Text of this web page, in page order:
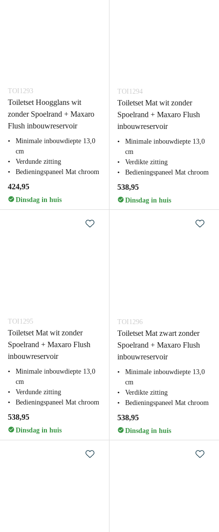
TOI1293
Toiletset Hoogglans wit
zonder Spoelrand + Maxaro
Flush inbouwreservoir
Minimale inbouwdiepte 13,0
cm
Verdunde zitting
Bedieningspaneel Mat chroom
424,95
Dinsdag in huis
TOI1294
Toiletset Mat wit zonder
Spoelrand + Maxaro Flush
inbouwreservoir
Minimale inbouwdiepte 13,0
cm
Verdikte zitting
Bedieningspaneel Mat chroom
538,95
Dinsdag in huis
TOI1295
Toiletset Mat wit zonder
Spoelrand + Maxaro Flush
inbouwreservoir
Minimale inbouwdiepte 13,0
cm
Verdunde zitting
Bedieningspaneel Mat chroom
538,95
Dinsdag in huis
TOI1296
Toiletset Mat zwart zonder
Spoelrand + Maxaro Flush
inbouwreservoir
Minimale inbouwdiepte 13,0
cm
Verdikte zitting
Bedieningspaneel Mat chroom
538,95
Dinsdag in huis